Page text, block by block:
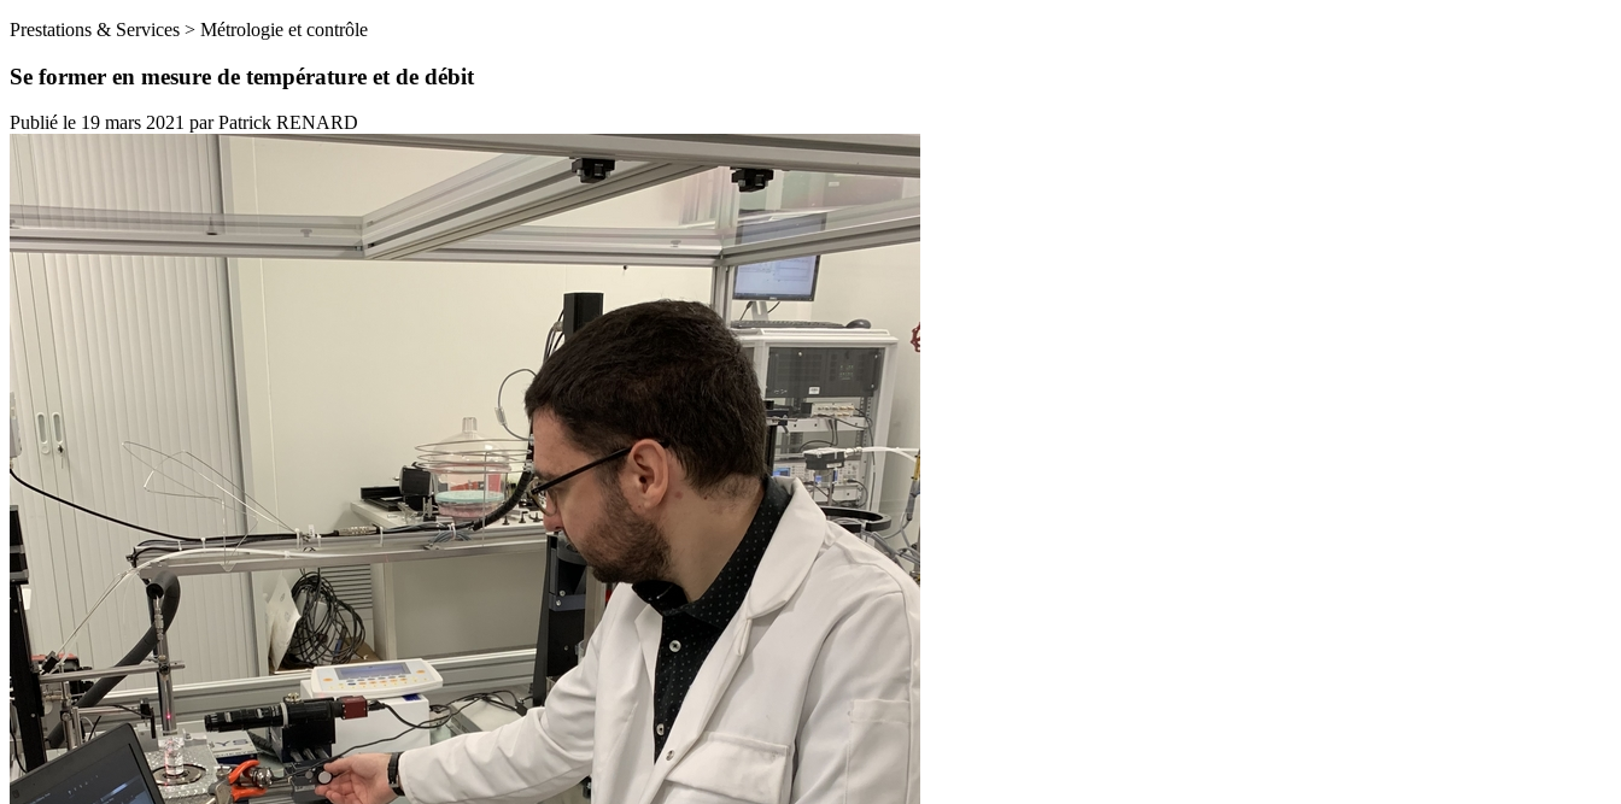
Prestations & Services > Métrologie et contrôle
Se former en mesure de température et de débit
Publié le 19 mars 2021 parPatrick RENARD